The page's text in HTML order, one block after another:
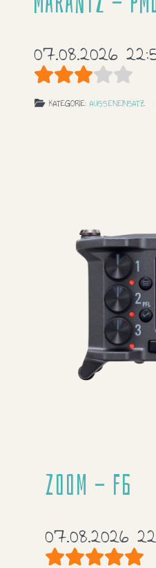
07.08.2026
Bewertung: 3/
KATEGORIE: AUSSENEINSATZ
Zoom - F6
07.08.2026